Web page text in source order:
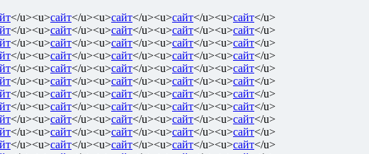
</u><u>сайт</u><u>сайт</u><u>сайт</u><u>сайт</u>
</u><u>сайт</u><u>сайт</u><u>сайт</u><u>сайт</u>
</u><u>сайт</u><u>сайт</u><u>сайт</u><u>сайт</u>
</u><u>сайт</u><u>сайт</u><u>сайт</u><u>сайт</u>
</u><u>сайт</u><u>сайт</u><u>сайт</u><u>сайт</u>
</u><u>сайт</u><u>сайт</u><u>сайт</u><u>сайт</u>
</u><u>сайт</u><u>сайт</u><u>сайт</u><u>сайт</u>
</u><u>сайт</u><u>сайт</u><u>сайт</u><u>сайт</u>
</u><u>сайт</u><u>сайт</u><u>сайт</u><u>сайт</u>
</u><u>сайт</u><u>сайт</u><u>сайт</u><u>сайт</u>
</u><u>сайт</u><u>сайт</u><u>сайт</u><u>сайт</u>